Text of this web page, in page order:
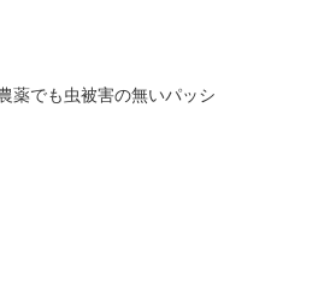
薬でも虫被害の無いパッシ